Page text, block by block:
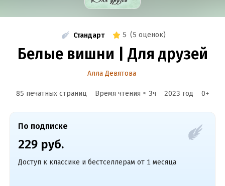
Стандарт 5 (5 оценок)
Белые вишни | Для друзей
Алла Девятова
85 печатных страниц Время чтения ≈ 3ч 2023 год 0+
По подписке
229 руб.
Доступ к классике и бестселлерам от 1 месяца